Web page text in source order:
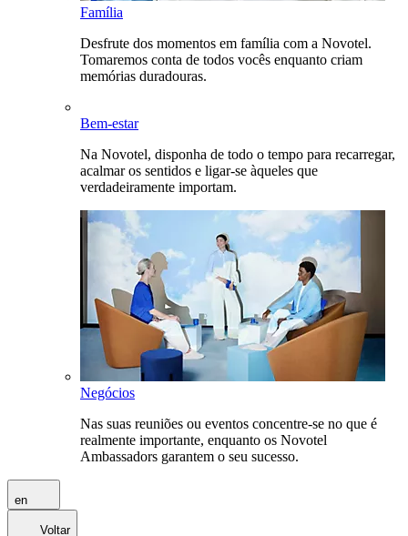
Família
Desfrute dos momentos em família com a Novotel.
Tomaremos conta de todos vocês enquanto criam
memórias duradouras.
Bem-estar
Na Novotel, disponha de todo o tempo para recarregar,
acalmar os sentidos e ligar-se àqueles que
verdadeiramente importam.
Negócios
Nas suas reuniões ou eventos concentre-se no que é
realmente importante, enquanto os Novotel
Ambassadors garantem o seu sucesso.
en
Voltar